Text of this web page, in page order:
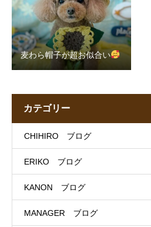
麦わら帽子が超お似合い
カテゴリー
CHIHIRO ブログ
ERIKO ブログ
KANON ブログ
MANAGER ブログ